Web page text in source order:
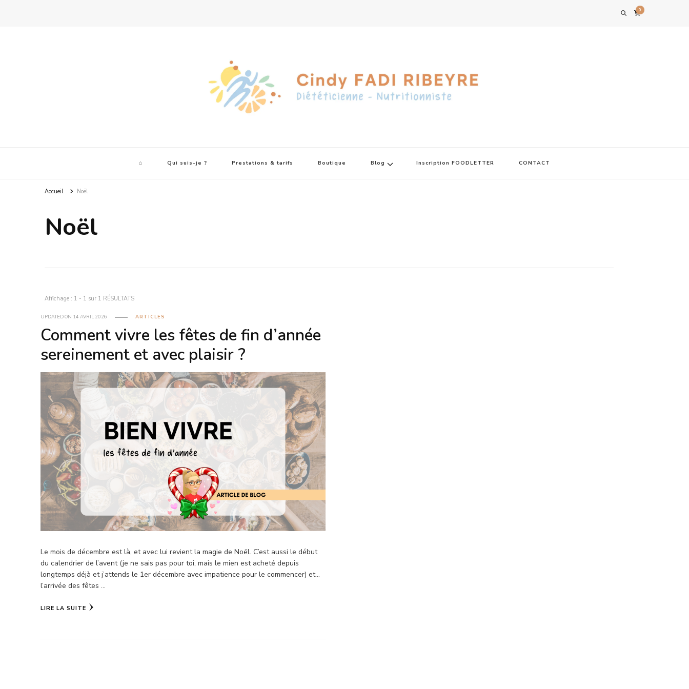
0
⌂ Qui suis-je ? Prestations & tarifs Boutique Blog Inscription FOODLETTER CONTACT
Accueil Noël
Noël
Affichage : 1 - 1 sur 1 RÉSULTATS
UPDATED ON 14 AVRIL 2026 ARTICLES
Comment vivre les fêtes de fin d’année
sereinement et avec plaisir ?
Le mois de décembre est là, et avec lui revient la magie de Noël. C’est aussi le début
du calendrier de l’avent (je ne sais pas pour toi, mais le mien est acheté depuis
longtemps déjà et j’attends le 1er décembre avec impatience pour le commencer) et…
l’arrivée des fêtes …
LIRE LA SUITE